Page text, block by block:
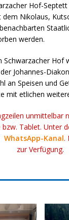
Hof-
Nikolaus,
werden.
Hof
Johannes-
an Speisen und
mit etlichen
unmittelbar
Tablet. Unter
WhatsApp-Kanal.
zur Verfügung.